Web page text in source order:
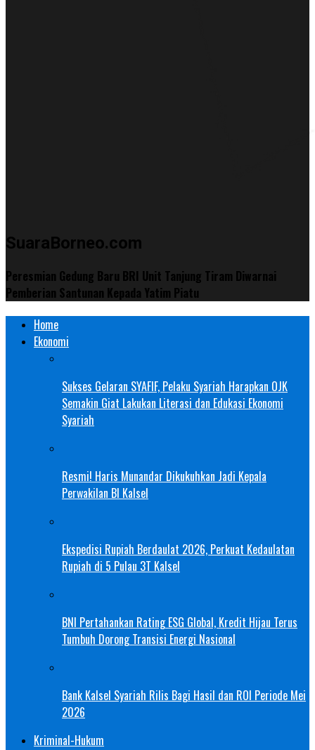
SuaraBorneo.com
Peresmian Gedung Baru BRI Unit Tanjung Tiram Diwarnai
Pemberian Santunan Kepada Yatim Piatu
Home
Ekonomi
Sukses Gelaran SYAFIF, Pelaku Syariah Harapkan OJK
Semakin Giat Lakukan Literasi dan Edukasi Ekonomi
Syariah
Resmi! Haris Munandar Dikukuhkan Jadi Kepala
Perwakilan BI Kalsel
Ekspedisi Rupiah Berdaulat 2026, Perkuat Kedaulatan
Rupiah di 5 Pulau 3T Kalsel
BNI Pertahankan Rating ESG Global, Kredit Hijau Terus
Tumbuh Dorong Transisi Energi Nasional
Bank Kalsel Syariah Rilis Bagi Hasil dan ROI Periode Mei
2026
Kriminal-Hukum